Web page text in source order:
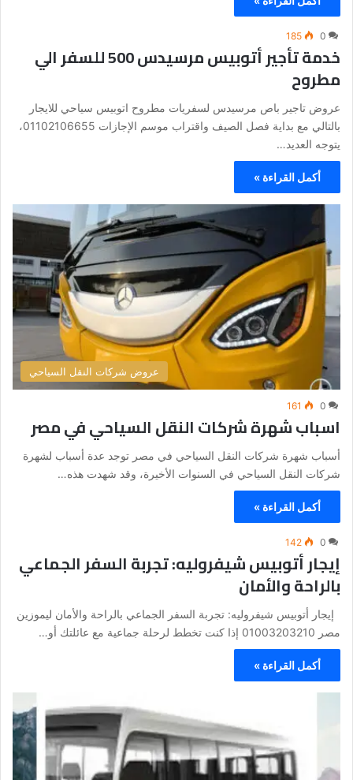
0
185
خدمة تأجير أتوبيس مرسيدس 500 للسفر الي
مطروح
عروض تاجير باص مرسيدس لسفريات مطروح اتوبيس سياحي للايجار
بالتالي مع بداية فصل الصيف واقتراب موسم الإجازات 01102106655،
يتوجه العديد…
أكمل القراءة »
عروض شركات النقل السياحي
0
161
اسباب شهرة شركات النقل السياحي في مصر
أسباب شهرة شركات النقل السياحي في مصر توجد عدة أسباب لشهرة
شركات النقل السياحي في السنوات الأخيرة، وقد شهدت هذه…
أكمل القراءة »
0
142
إيجار أتوبيس شيفروليه: تجربة السفر الجماعي
بالراحة والأمان
إيجار أتوبيس شيفروليه: تجربة السفر الجماعي بالراحة والأمان ليموزين
مصر 01003203210 إذا كنت تخطط لرحلة جماعية مع عائلتك أو…
أكمل القراءة »